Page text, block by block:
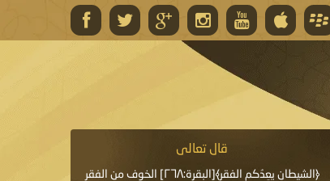
قال تعالى
﴿الشيطان يعِدُكم الفقر﴾[البقرة:٢٦٨] الخوف من الفقر